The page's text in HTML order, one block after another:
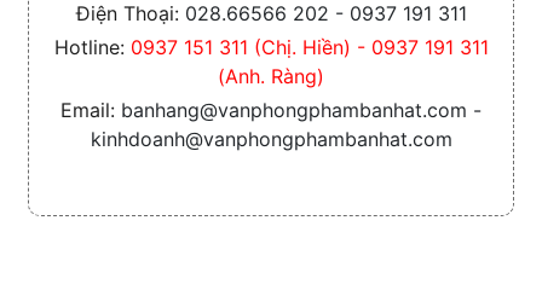
Điện Thoại: 028.66566 202 - 0937 191 311
Hotline: 0937 151 311 (Chị. Hiền) - 0937 191 311
(Anh. Ràng)
Email: banhang@vanphongphambanhat.com -
kinhdoanh@vanphongphambanhat.com